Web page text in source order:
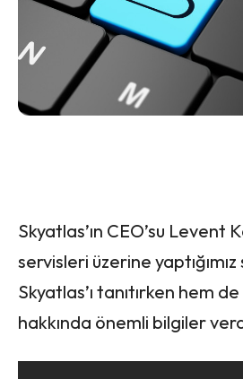
Skyatlas’ın CEO’su Levent
servisleri üzerine
Skyatlas’ı tanıtırken hem
hakkında önemli bilgiler